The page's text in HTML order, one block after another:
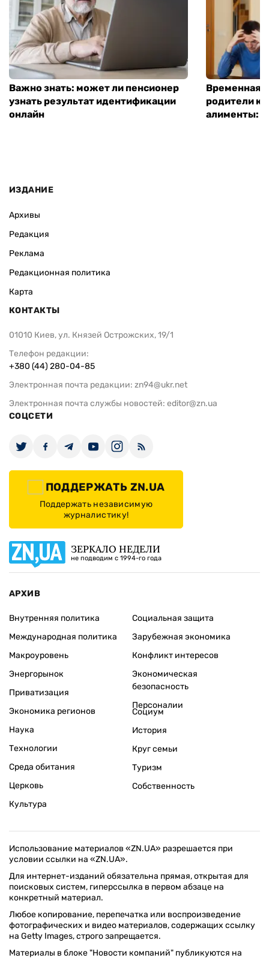
Важно знать: может ли пенсионер
узнать результат идентификации
онлайн
Временная
родители
алименты:
ИЗДАНИЕ
Архивы
Редакция
Реклама
Редакционная политика
Карта
КОНТАКТЫ
01010 Киев, ул. Князей Острожских, 19/1
Телефон редакции:
+380 (44) 280-04-85
Электронная почта редакции: zn94@ukr.net
Электронная почта службы новостей: editor@zn.ua
СОЦСЕТИ
ПОДДЕРЖАТЬ ZN.UA
Поддержать независимую
журналистику!
ЗЕРКАЛО НЕДЕЛИ
не подводим с 1994-го года
АРХИВ
Внутренняя политика
Международная политика
Макроуровень
Энергорынок
Приватизация
Экономика регионов
Социальная защита
Зарубежная экономика
Конфликт интересов
Экономическая
безопасность
Персоналии
Наука
Технологии
Среда обитания
Церковь
Культура
Социум
История
Круг семьи
Туризм
Собственность
Использование материалов «ZN.UA» разрешается при
условии ссылки на «ZN.UA».
Для интернет-изданий обязательна прямая, открытая для
поисковых систем, гиперссылка в первом абзаце на
конкретный материал.
Любое копирование, перепечатка или воспроизведение
фотографических и видео материалов, содержащих ссылку
на Getty Images, строго запрещается.
Материалы в блоке "Новости компаний" публикуются на